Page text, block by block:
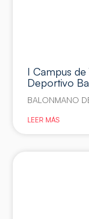
I Campus
Deportivo
BALONMANO
LEER MÁS